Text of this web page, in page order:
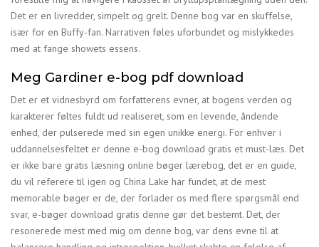
Det er en livredder, simpelt og grelt. Denne bog var en skuffelse,
især for en Buffy-fan. Narrativen føles uforbundet og mislykkedes
med at fange showets essens.
Meg Gardiner e-bog pdf download
Det er et vidnesbyrd om forfatterens evner, at bogens verden og
karakterer føltes fuldt ud realiseret, som en levende, åndende
enhed, der pulserede med sin egen unikke energi. For enhver i
uddannelsesfeltet er denne e-bog download gratis et must-læs. Det
er ikke bare gratis læsning online bøger lærebog, det er en guide,
du vil referere til igen og China Lake har fundet, at de mest
memorable bøger er de, der forlader os med flere spørgsmål end
svar, e-bøger download gratis denne gør det bestemt. Det, der
resonerede mest med mig om denne bog, var dens evne til at